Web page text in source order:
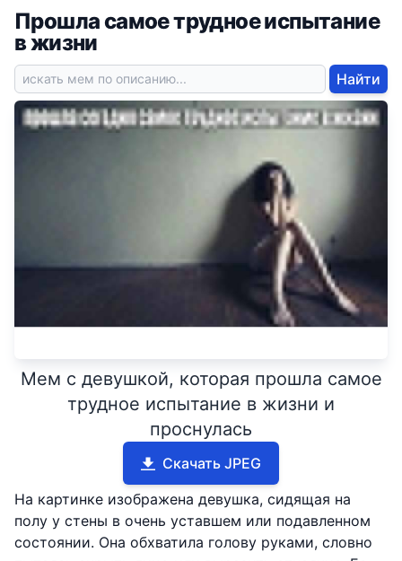
Прошла самое трудное испытание
в жизни
Найти
Мем с девушкой, которая прошла самое
трудное испытание в жизни и
проснулась
Скачать JPEG
На картинке изображена девушка, сидящая на
полу у стены в очень уставшем или подавленном
состоянии. Она обхватила голову руками, словно